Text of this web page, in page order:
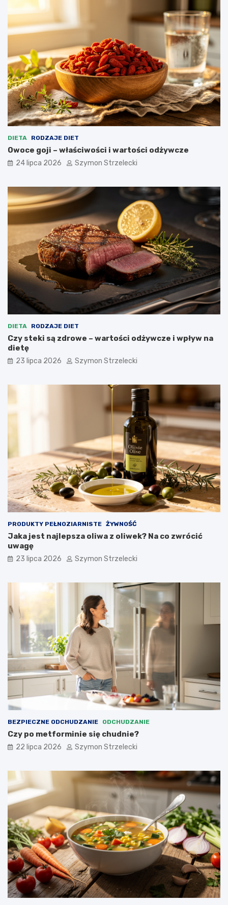
DIETA RODZAJE DIET
Owoce goji – właściwości i wartości odżywcze
24 lipca 2026 Szymon Strzelecki
DIETA RODZAJE DIET
Czy steki są zdrowe – wartości odżywcze i wpływ na
dietę
23 lipca 2026 Szymon Strzelecki
PRODUKTY PEŁNOZIARNISTE ŻYWNOŚĆ
Jaka jest najlepsza oliwa z oliwek? Na co zwrócić
uwagę
23 lipca 2026 Szymon Strzelecki
BEZPIECZNE ODCHUDZANIE ODCHUDZANIE
Czy po metforminie się chudnie?
22 lipca 2026 Szymon Strzelecki